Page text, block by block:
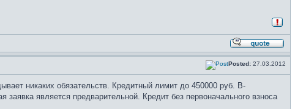
Posted: 27.03.2012
никаких обязательств. Кредитный лимит до 450000 руб. B-
является предварительной. Кредит без первоначального взноса